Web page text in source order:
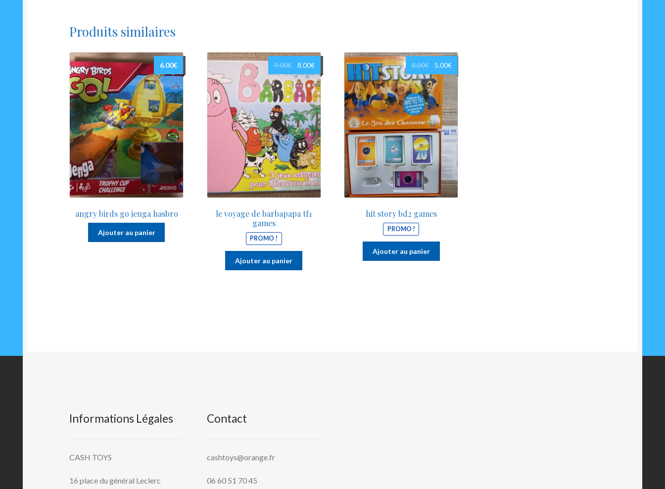
Produits similaires
angry birds go jenga hasbro
6.00€
Ajouter au panier
le voyage de barbapapa tf1
games
PROMO !
9.00€
Le
prix
initial
était :
9.00€.
8.00€Le
prix
actuel
est :
8.00€.
Ajouter au panier
hit story bd2 games
PROMO !
8.00€
Le
prix
initial
était :
8.00€.
5.00€Le
prix
actuel
est :
5.00€.
Ajouter au panier
Informations Légales
CASH TOYS
16 place du général Leclerc
Contact
cashtoys@orange.fr
06 60 51 70 45